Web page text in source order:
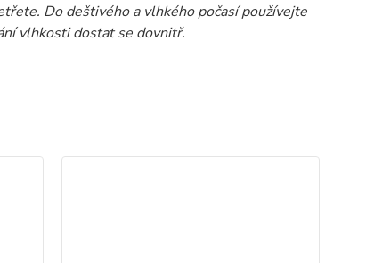
Do deštivého a vlhkého počasí používejte
vlhkosti dostat se dovnitř.